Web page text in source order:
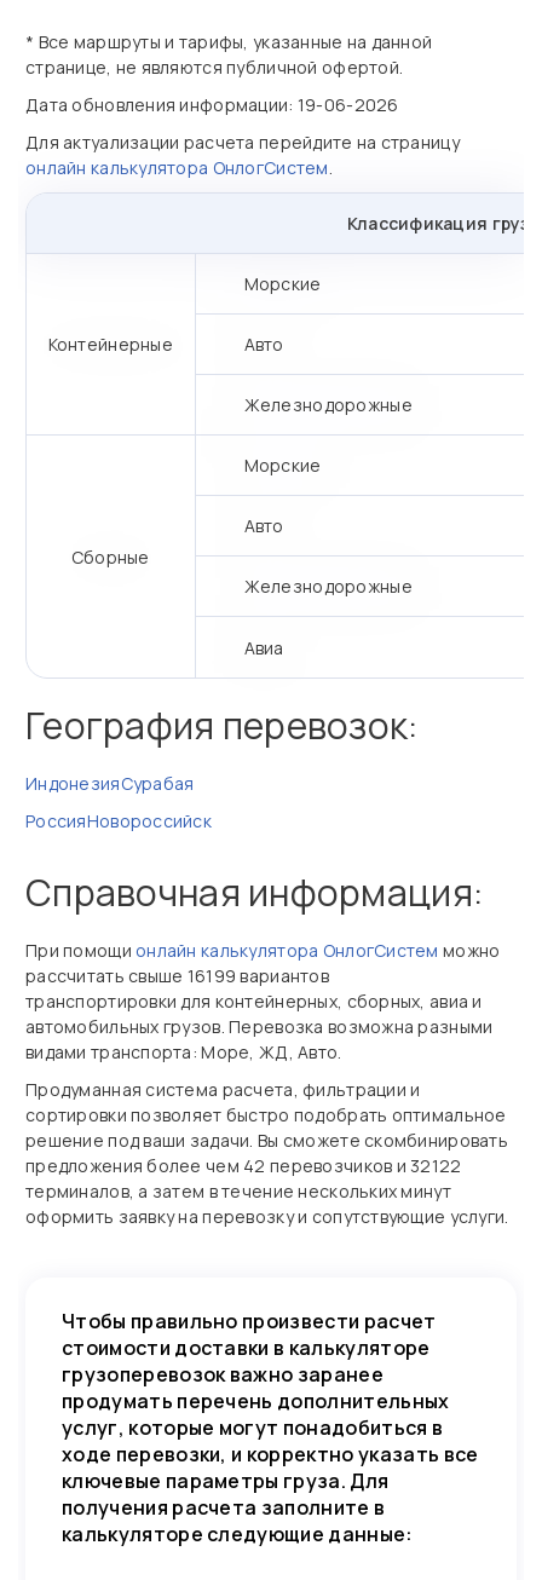
* Все маршруты и тарифы, указанные на данной
странице, не являются публичной офертой.
Дата обновления информации: 19-06-2026
Для актуализации расчета перейдите на страницу
онлайн калькулятора ОнлогСистем.
Классификация
Контейнерные
Морские
Авто
Железнодорожные
Сборные
Морские
Авто
Железнодорожные
Авиа
География перевозок:
ИндонезияСурабая
РоссияНовороссийск
Справочная информация:
При помощи онлайн калькулятора ОнлогСистем можно
рассчитать свыше 16199 вариантов
транспортировки для контейнерных, сборных, авиа и
автомобильных грузов. Перевозка возможна разными
видами транспорта: Море, ЖД, Авто.
Продуманная система расчета, фильтрации и
сортировки позволяет быстро подобрать оптимальное
решение под ваши задачи. Вы сможете скомбинировать
предложения более чем 42 перевозчиков и 32122
терминалов, а затем в течение нескольких минут
оформить заявку на перевозку и сопутствующие услуги.
Чтобы правильно произвести расчет
стоимости доставки в калькуляторе
грузоперевозок важно заранее
продумать перечень дополнительных
услуг, которые могут понадобиться в
ходе перевозки, и корректно указать все
ключевые параметры груза. Для
получения расчета заполните в
калькуляторе следующие данные: